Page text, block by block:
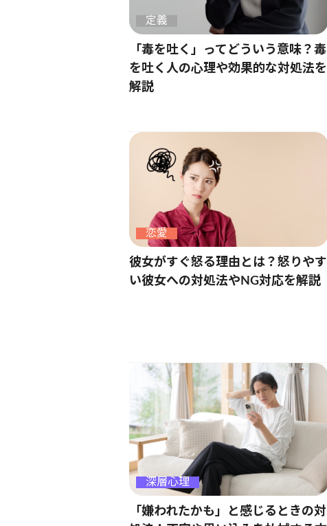
定義
「毒を吐く」ってどういう意味？毒
を吐く人の心理や効果的な対処法を
解説
恋愛
彼女がすぐ怒る理由とは？怒りやす
い彼女への対処法やNG対応を解説
深層心理
「嫌われたかも」と感じるときの対